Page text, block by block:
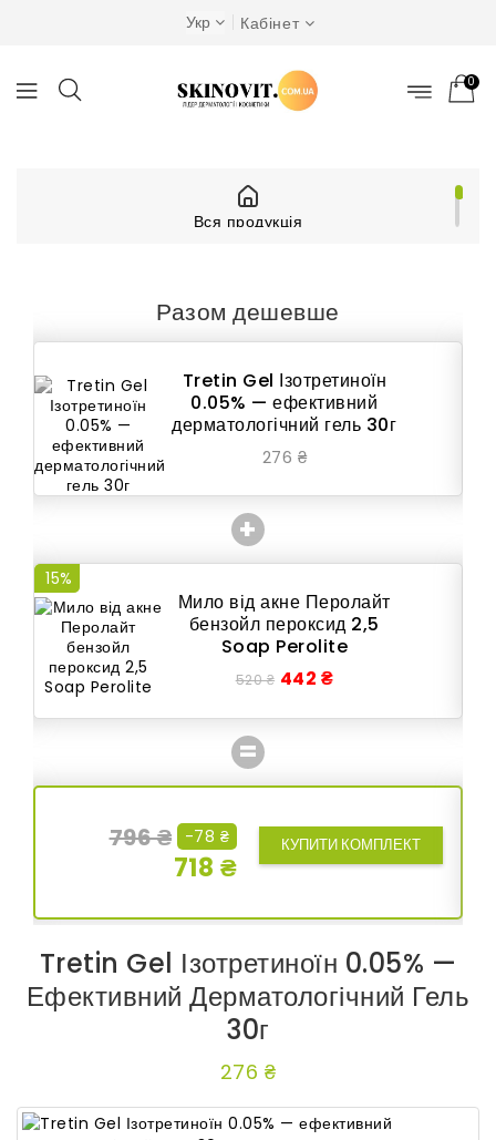
Укр Кабінет
0
Вся продукція
дерматологічний гель 30г
Разом дешевше
Tretin Gel Ізотретиноїн
0.05% — ефективний
дерматологічний гель 30г
276 ₴
+
15%
Мило від акне Перолайт
бензойл пероксид 2,5
Soap Perolite
520 ₴ 442 ₴
=
796 ₴ -78 ₴
718 ₴
КУПИТИ КОМПЛЕКТ
Tretin Gel Ізотретиноїн 0.05% —
Ефективний Дерматологічний Гель
30г
276 ₴